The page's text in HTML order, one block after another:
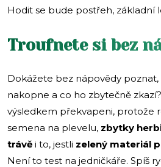
Hodit se bude postřeh, základní
Troufnete si bez
Dokážete bez nápovědy
nakopne a co ho zbytečně
výsledkem překvapeni, protože
semena na plevelu, zbytky
trávě i to, jestli zelený materiál
Není to test na jedničkáře. Spíš